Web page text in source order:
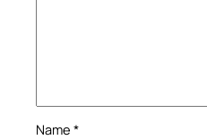
Name *